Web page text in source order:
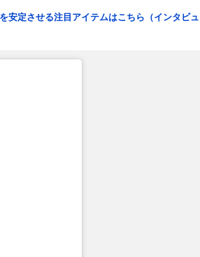
安定させる注目アイテムはこちら（インタビュ